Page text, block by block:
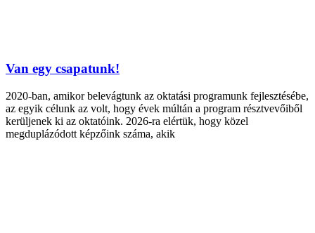
Van egy csapatunk!
2020-ban, amikor belevágtunk az oktatási programunk fejlesztésébe,
az egyik célunk az volt, hogy évek múltán a program résztvevőiből
kerüljenek ki az oktatóink. 2026-ra elértük, hogy közel
megduplázódott képzőink száma, akik